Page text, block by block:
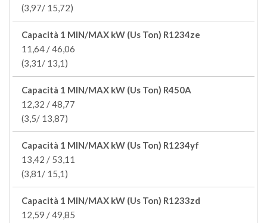
(3,97/ 15,72)
Capacità 1 MIN/MAX kW (Us Ton) R1234ze
11,64 / 46,06
(3,31/ 13,1)
Capacità 1 MIN/MAX kW (Us Ton) R450A
12,32 / 48,77
(3,5/ 13,87)
Capacità 1 MIN/MAX kW (Us Ton) R1234yf
13,42 / 53,11
(3,81/ 15,1)
Capacità 1 MIN/MAX kW (Us Ton) R1233zd
12,59 / 49,85